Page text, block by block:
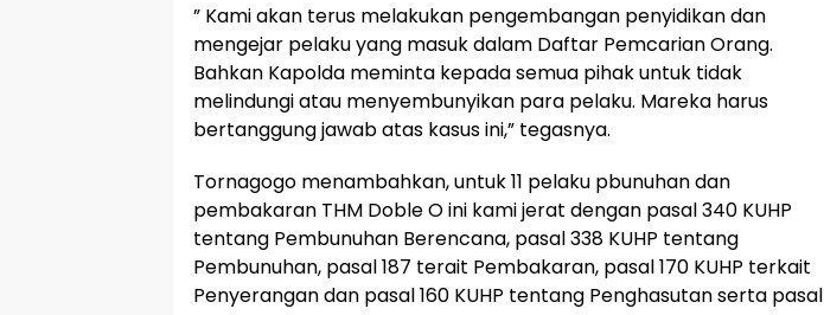
” Kami akan terus melakukan pengembangan penyidikan dan
mengejar pelaku yang masuk dalam Daftar Pemcarian Orang.
Bahkan Kapolda meminta kepada semua pihak untuk tidak
melindungi atau menyembunyikan para pelaku. Mareka harus
bertanggung jawab atas kasus ini,” tegasnya.
Tornagogo menambahkan, untuk 11 pelaku pbunuhan dan
pembakaran THM Doble O ini kami jerat dengan pasal 340 KUHP
tentang Pembunuhan Berencana, pasal 338 KUHP tentang
Pembunuhan, pasal 187 terait Pembakaran, pasal 170 KUHP terkait
Penyerangan dan pasal 160 KUHP tentang Penghasutan serta pasal